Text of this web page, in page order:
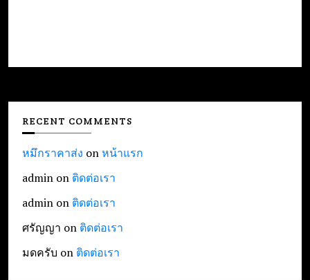
RECENT COMMENTS
หมึกราคาส่ง onหน้าแรก
admin on ติดต่อเรา
admin on ติดต่อเรา
ศรัญญา on ติดต่อเรา
มดครับ on ติดต่อเรา